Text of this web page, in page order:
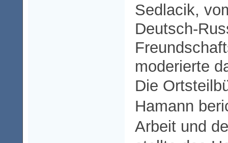
Sedlacik,
Deutsch-
moderierte
Die
Hamann
Arbeit und